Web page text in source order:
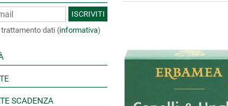
ISCRIVITI
trattamento dati (informativa)
SCADENZA